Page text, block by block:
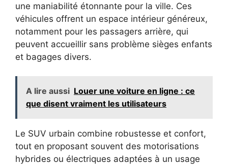
une maniabilité étonnante pour la ville. Ces
véhicules offrent un espace intérieur généreux,
notamment pour les passagers arrière, qui
peuvent accueillir sans problème sièges enfants
et bagages divers.
A lire aussi Louer une voiture en ligne : ce
que disent vraiment les utilisateurs
Le SUV urbain combine robustesse et confort,
tout en proposant souvent des motorisations
hybrides ou électriques adaptées à un usage